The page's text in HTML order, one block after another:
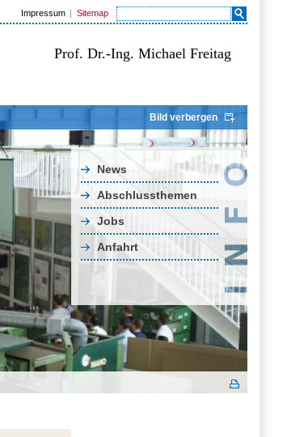
Impressum Sitemap
Prof. Dr.-Ing. Michael Freitag
Bild verbergen
News
Abschlussthemen
Jobs
Anfahrt